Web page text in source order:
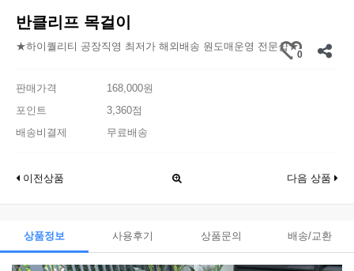
반클리프 목걸이
★하이퀄리티 공장직영 최저가 해외배송 원도매운영 전문샵★
0
판매가격
168,000원
포인트
3,360점
배송비결제
무료배송
이전상품 다음 상품
상품정보 사용후기 상품문의 배송/교환